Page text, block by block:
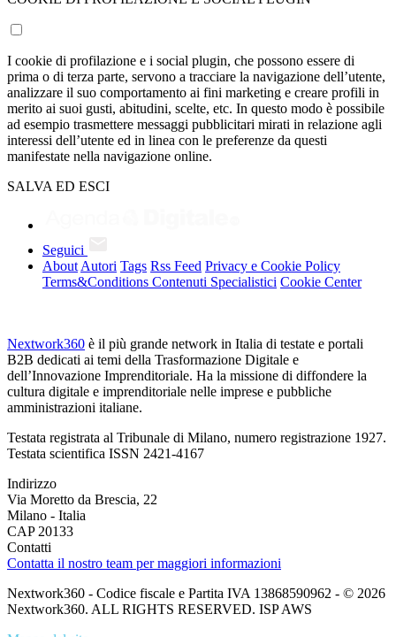
I cookie di profilazione e i social plugin, che possono essere di
prima o di terza parte, servono a tracciare la navigazione dell’utente,
analizzare il suo comportamento ai fini marketing e creare profili in
merito ai suoi gusti, abitudini, scelte, etc. In questo modo è possibile
ad esempio trasmettere messaggi pubblicitari mirati in relazione agli
interessi dell’utente ed in linea con le preferenze da questi
manifestate nella navigazione online.
SALVA ED ESCI
Seguici
About Autori Tags Rss Feed Privacy e Cookie Policy
Terms&Conditions Contenuti Specialistici Cookie Center
Nextwork360 è il più grande network in Italia di testate e portali
B2B dedicati ai temi della Trasformazione Digitale e
dell’Innovazione Imprenditoriale. Ha la missione di diffondere la
cultura digitale e imprenditoriale nelle imprese e pubbliche
amministrazioni italiane.
Testata registrata al Tribunale di Milano, numero registrazione 1927.
Testata scientifica ISSN 2421-4167
Indirizzo
Via Moretto da Brescia, 22
Milano - Italia
CAP 20133
Contatti
Contatta il nostro team per maggiori informazioni
Nextwork360 - Codice fiscale e Partita IVA 13868590962 - © 2026
Nextwork360. ALL RIGHTS RESERVED. ISP AWS